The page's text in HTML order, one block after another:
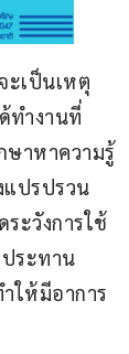
ะเป็นเหตุ
ทำงานที่
ษาหาความรู้
แปรปรวน
ะวังการใช้
ระทาน
ให้มีอาการ